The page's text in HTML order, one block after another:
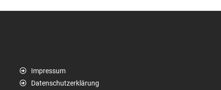
Impressum
Datenschutzerklärung